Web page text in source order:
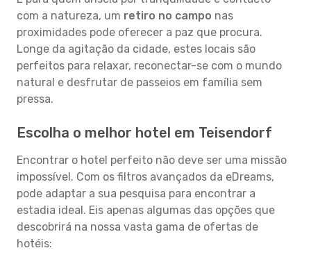
com a natureza, um retiro no campo nas
proximidades pode oferecer a paz que procura.
Longe da agitação da cidade, estes locais são
perfeitos para relaxar, reconectar-se com o mundo
natural e desfrutar de passeios em família sem
pressa.
Escolha o melhor hotel em Teisendorf
Encontrar o hotel perfeito não deve ser uma missão
impossível. Com os filtros avançados da eDreams,
pode adaptar a sua pesquisa para encontrar a
estadia ideal. Eis apenas algumas das opções que
descobrirá na nossa vasta gama de ofertas de
hotéis: